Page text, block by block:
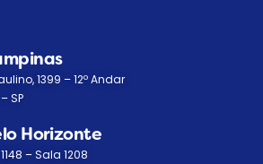
1399 – 12º Andar
SP
Horizonte
– Sala 1208